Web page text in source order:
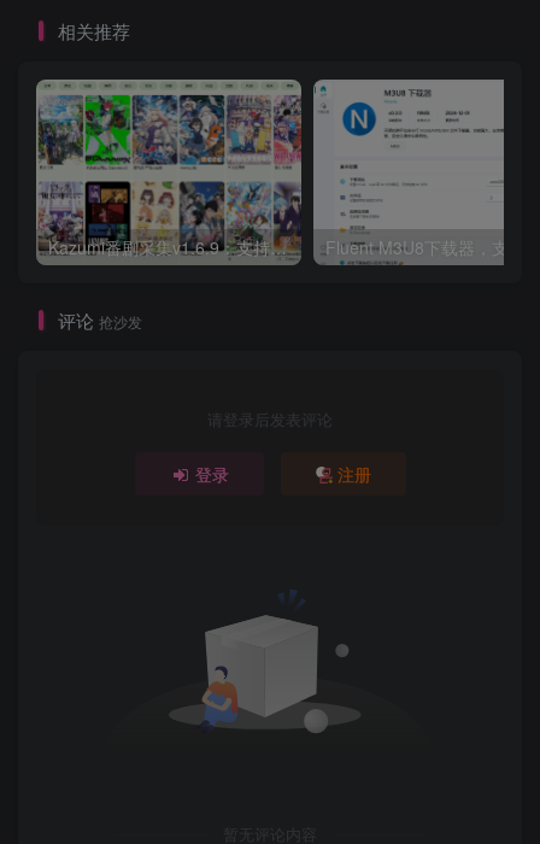
相关推荐
Kazumi番剧采集v1.6.9：支持自定义规则+在线观看+弹幕，跨平台下载 Fluent M3U8下载器，支持
评论 抢沙发
请登录后发表评论
登录 注册
暂无评论内容